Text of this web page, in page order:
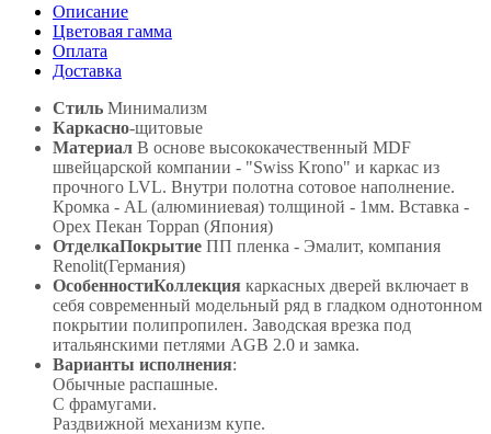
Описание
Цветовая гамма
Оплата
Доставка
Стиль Минимализм
Каркасно-щитовые
Материал В основе высококачественный MDF
швейцарской компании - "Swiss Krono" и каркас из
прочного LVL. Внутри полотна сотовое наполнение.
Кромка - AL (алюминиевая) толщиной - 1мм. Вставка -
Орех Пекан Toppan (Япония)
ОтделкаПокрытие ПП пленка - Эмалит, компания
Renolit(Германия)
ОсобенностиКоллекция каркасных дверей включает в
себя современный модельный ряд в гладком однотонном
покрытии полипропилен. Заводская врезка под
итальянскими петлями AGB 2.0 и замка.
Варианты исполнения:
Обычные распашные.
С фрамугами.
Раздвижной механизм купе.